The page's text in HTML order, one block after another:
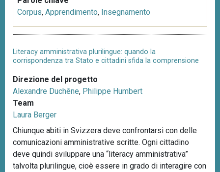
Corpus, Apprendimento, Insegnamento
Literacy amministrativa plurilingue: quando la
corrispondenza tra Stato e cittadini sfida la comprensione
Direzione del progetto
Alexandre Duchêne, Philippe Humbert
Team
Laura Berger
Chiunque abiti in Svizzera deve confrontarsi con delle
comunicazioni amministrative scritte. Ogni cittadino
deve quindi sviluppare una “literacy amministrativa”
talvolta plurilingue, cioè essere in grado di interagire con